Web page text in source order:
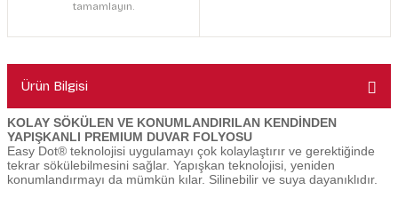
tamamlayın.
Ürün Bilgisi
KOLAY SÖKÜLEN VE KONUMLANDIRILAN KENDİNDEN
YAPIŞKANLI PREMIUM DUVAR FOLYOSU
Easy Dot® teknolojisi uygulamayı çok kolaylaştırır ve gerektiğinde
tekrar sökülebilmesini sağlar. Yapışkan teknolojisi, yeniden
konumlandırmayı da mümkün kılar. Silinebilir ve suya dayanıklıdır.